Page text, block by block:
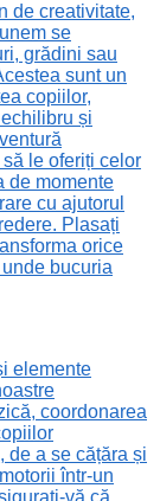
de creativitate,
se
grădini sau
sunt un
copiilor,
și
le oferiți celor
de momente
cu ajutorul
Plasați
orice
bucuria
elemente
coordonarea
de a se cățăra și
într-un
vă că